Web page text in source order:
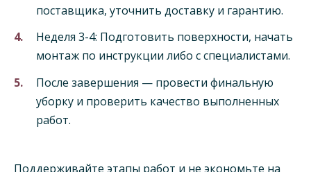
поставщика, уточнить доставку и гарантию.
Неделя 3-4: Подготовить поверхности, начать
монтаж по инструкции либо с специалистами.
После завершения — провести финальную
уборку и проверить качество выполненных
работ.
Поддерживайте этапы работ и не экономьте на